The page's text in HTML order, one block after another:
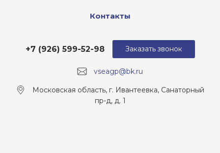
Контакты
vseagp@bk.ru
+7 (926) 599-52-98
Московская область, г. Ивантеевка, Санаторный
пр-д, д. 1
Заказать звонок